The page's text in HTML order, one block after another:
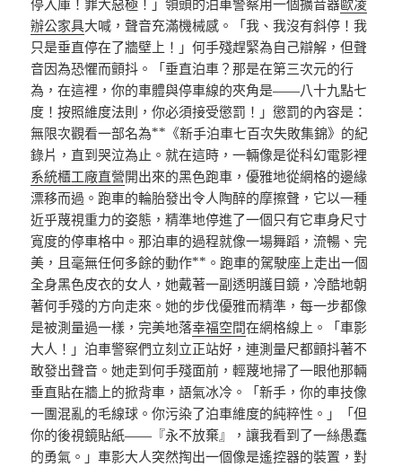
停入庫！罪大惡極！」領頭的泊車警察用一個擴音器歐凌
辦公家具大喊，聲音充滿機械感。「我、我沒有斜停！我
只是垂直停在了牆壁上！」何手殘趕緊為自己辯解，但聲
音因為恐懼而顫抖。「垂直泊車？那是在第三次元的行
為，在這裡，你的車體與停車線的夾角是——八十九點七
度！按照維度法則，你必須接受懲罰！」懲罰的內容是：
無限次觀看一部名為**《新手泊車七百次失敗集錦》的紀
錄片，直到哭泣為止。就在這時，一輛像是從科幻電影裡
系統櫃工廠直營開出來的黑色跑車，優雅地從網格的邊緣
漂移而過。跑車的輪胎發出令人陶醉的摩擦聲，它以一種
近乎蔑視重力的姿態，精準地停進了一個只有它車身尺寸
寬度的停車格中。那泊車的過程就像一場舞蹈，流暢、完
美，且毫無任何多餘的動作**。跑車的駕駛座上走出一個
全身黑色皮衣的女人，她戴著一副透明護目鏡，冷酷地朝
著何手殘的方向走來。她的步伐優雅而精準，每一步都像
是被測量過一樣，完美地落幸福空間在網格線上。「車影
大人！」泊車警察們立刻立正站好，連測量尺都顫抖著不
敢發出聲音。她走到何手殘面前，輕蔑地掃了一眼他那輛
垂直貼在牆上的掀背車，語氣冰冷。「新手，你的車技像
一團混亂的毛線球。你污染了泊車維度的純粹性。」「但
你的後視鏡貼紙——『永不放棄』，讓我看到了一絲愚蠢
的勇氣。」車影大人突然掏出一個像是遙控器的裝置，對